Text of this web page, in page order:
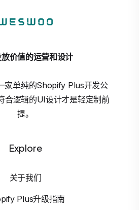
价值的运营和设计
家单纯的Shopify Plus开发公
合逻辑的UI设计才是轻定制前
提。
Explore
关于我们
Plus升级指南